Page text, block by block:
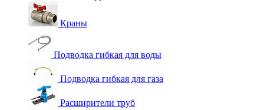
Краны
Подводка гибкая для воды
Подводка гибкая для газа
Расширители труб